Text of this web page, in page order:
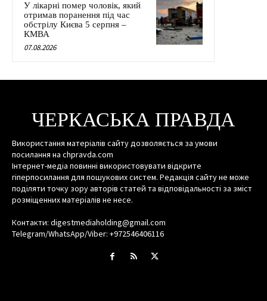
У лікарні помер чоловік, який
отримав поранення під час
обстрілу Києва 5 серпня –
КМВА
07.08.2026
ЧЕРКАСЬКА ПРАВДА
Використання матеріалів сайту дозволяється за умови
посилання на chpravda.com
Інтернет-медіа повинні використовувати відкрите
гіперпосилання для пошукових систем. Редакція сайту не може
поділяти точку зору авторів статей та відповідальності за зміст
розміщенних матеріалів не несе.
Контакти: digestmediaholding@gmail.com
Telegram/WhatsApp/Viber: +972546406116